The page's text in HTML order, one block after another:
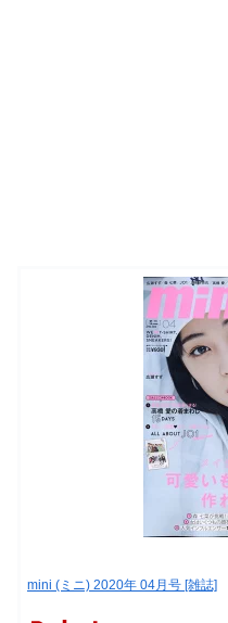
mini (ミニ) 2020年 04月号 [雑誌]